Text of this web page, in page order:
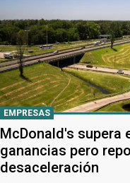
EMPRESAS
McDonald's supera
ganancias pero
desaceleración